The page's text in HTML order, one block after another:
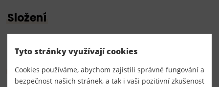
Složení
Hromadný nákup
Tyto stránky využívají cookies
Cookies používáme, abychom zajistili správné fungování a
bezpečnost našich stránek, a tak i vaši pozitivní zkušenost